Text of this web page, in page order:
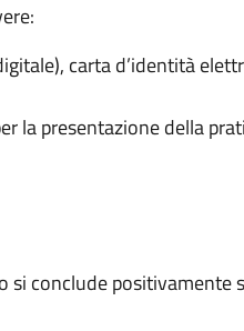
carta d’identità
la presentazione della
conclude positivamente